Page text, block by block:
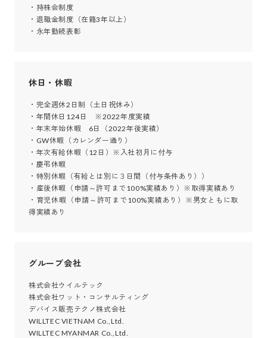
・持株会制度
・退職金制度（在籍3年以上）
・永年勤続表彰
休日・休暇
・完全週休2日制（土日祝休み）
・年間休日124日　※2022年度実績
・年末年始休暇　6日（2022年後実績）
・GW休暇（カレンダー通り）
・年次有給休暇（12日）※入社初月に付与
・慶弔休暇
・特別休暇（有給とは別に３日間（付与条件あり））
・産後休暇（申請～許可まで100%実績あり）※取得実績あり
・育児休暇（申請～許可まで100%実績あり）※男女ともに取
得実績あり
グループ会社
株式会社ウイルテック
株式会社ワット・コンサルティング
デバイス販売テクノ株式会社
WILLTEC VIETNAM Co.,Ltd.
WILLTEC MYANMAR Co.,Ltd.